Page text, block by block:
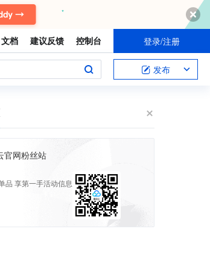
文档 建议反馈 控制台 登录/注册
发布
官网粉丝站
品 享第一手活动信息